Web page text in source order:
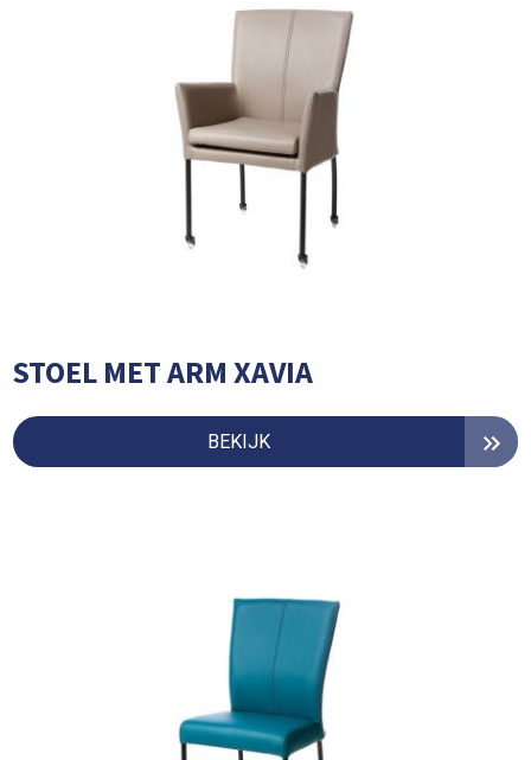
STOEL MET ARM XAVIA
BEKIJK